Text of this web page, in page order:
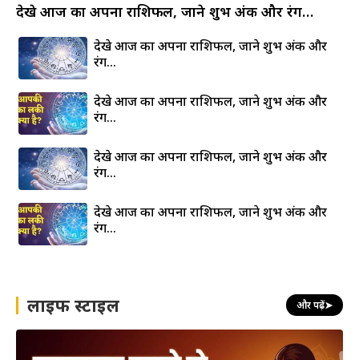
देखे आज का अपना राशिफल, जाने शुभ अंक और रंग…
देखे आज का अपना राशिफल, जाने शुभ अंक और
रंग…
देखे आज का अपना राशिफल, जाने शुभ अंक और
रंग…
देखे आज का अपना राशिफल, जाने शुभ अंक और
रंग…
देखे आज का अपना राशिफल, जाने शुभ अंक और
रंग…
लाइफ स्टाइल और पढ़ें➤